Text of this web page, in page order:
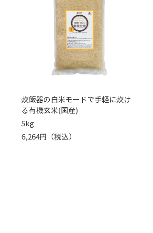
炊飯器の白米モードで手軽に炊け
る有機玄米(国産)
5kg
6,264円（税込）